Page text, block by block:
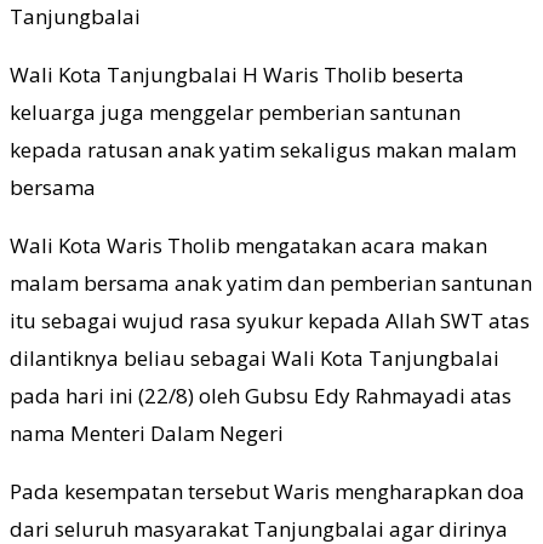
Tanjungbalai
Wali Kota Tanjungbalai H Waris Tholib beserta
keluarga juga menggelar pemberian santunan
kepada ratusan anak yatim sekaligus makan malam
bersama
Wali Kota Waris Tholib mengatakan acara makan
malam bersama anak yatim dan pemberian santunan
itu sebagai wujud rasa syukur kepada Allah SWT atas
dilantiknya beliau sebagai Wali Kota Tanjungbalai
pada hari ini (22/8) oleh Gubsu Edy Rahmayadi atas
nama Menteri Dalam Negeri
Pada kesempatan tersebut Waris mengharapkan doa
dari seluruh masyarakat Tanjungbalai agar dirinya